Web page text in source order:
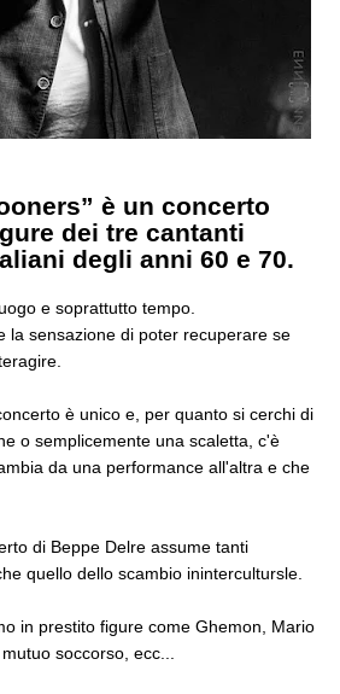
è un concerto
dei tre cantanti
degli anni 60 e 70.
e soprattutto tempo.
la sensazione di poter recuperare se
è unico e, per quanto si cerchi di
o semplicemente una scaletta, c'è
da una performance all'altra e che
di Beppe Delre assume tanti
quello dello scambio inintercultursle.
in prestito figure come Ghemon, Mario
soccorso, ecc...